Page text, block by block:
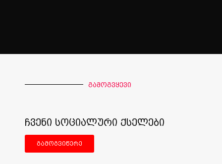
გამოგვყევი
ჩვენი სოციალური ქსელები
გამოგვიწერე